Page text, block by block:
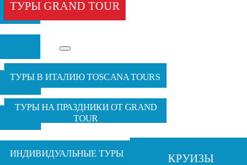
ТУРЫ GRAND TOUR
ТУРЫ В ИТАЛИЮ TOSCANA TOURS
ТУРЫ НА ПРАЗДНИКИ ОТ GRAND
TOUR
ИНДИВИДУАЛЬНЫЕ ТУРЫ КРУИЗЫ